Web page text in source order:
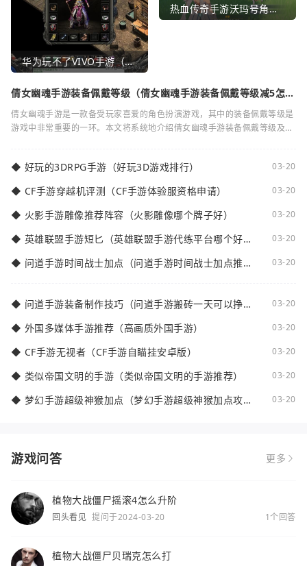
华为玩不了VIVO手游（华为玩不了VIVO手游怎么办）
热血传奇手游沃玛号角（热血传奇沃玛装备隐藏属性）
倩女幽魂手游装备佩戴等级（倩女幽魂手游装备佩戴等级减5怎么
倩女幽魂手游是一款备受玩家喜爱的角色扮演游戏，其中的装备佩戴等级是
游戏中非常重要的一环。本文将系统地介绍倩女幽魂手游装备佩戴等级及其
◆ 好玩的3DRPG手游（好玩3D游戏排行） 03-20
◆ CF手游穿越机评测（CF手游体验服资格申请） 03-20
◆ 火影手游雕像推荐阵容（火影雕像哪个牌子好） 03-20
◆ 英雄联盟手游短匕（英雄联盟手游代练平台哪个好
03-20
◆ 问道手游时间战士加点（问道手游时间战士加点推
03-20
◆ 问道手游装备制作技巧（问道手游搬砖一天可以挣多
03-20
◆ 外国多媒体手游推荐（高画质外国手游） 03-20
◆ CF手游无视者（CF手游自瞄挂安卓版） 03-20
◆ 类似帝国文明的手游（类似帝国文明的手游推荐） 03-20
◆ 梦幻手游超级神猴加点（梦幻手游超级神猴加点攻
03-20
游戏问答 更多
植物大战僵尸摇滚4怎么升阶
回头看见 提问于2024-03-20 1个回答
植物大战僵尸贝瑞克怎么打